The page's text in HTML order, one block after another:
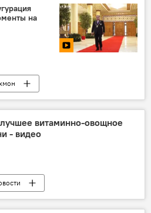
области
на
витаминно-овощное
- видео